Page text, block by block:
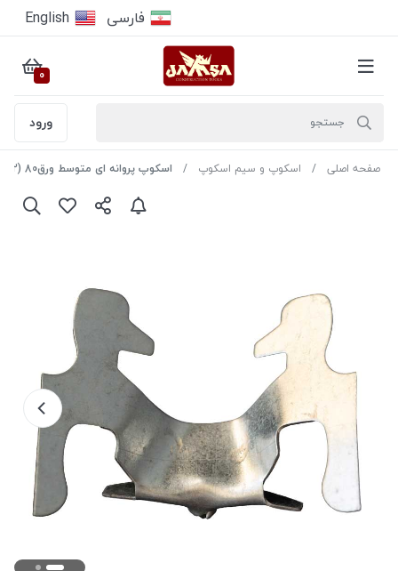
فارسى English
0
ورود
صفحه اصلی اسکوپ و سیم اسکوپ اسکوپ پروانه ای متوسط ورق80 (P 2 )